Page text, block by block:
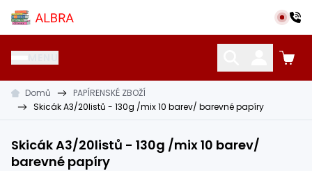
Přeskočit na hlavní obsah
Albra s.r.o.
KATALOG UČEBNIC CIZÍ JAZYKY OSTATNÍ POMŮCKY
Domů
PAPÍRENSKÉ ZBOŽÍ
Skicák A3/20listů - 130g /mix 10 barev/ barevné papíry
Skicák A3/20listů - 130g /mix 10 barev/
barevné papíry